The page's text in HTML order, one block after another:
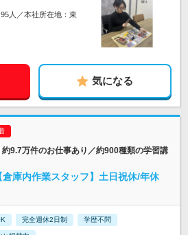
人／本社所在地：東
気になる
9.7万件のお仕事あり／約900種類の学習講
庫内作業スタッフ】土日祝休/年休
完全週休2日制 学歴不問